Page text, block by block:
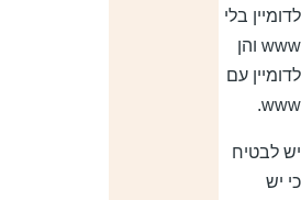
בלי
www והן
עם
לבטיח
יש